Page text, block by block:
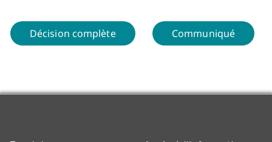
Décision complète Communiqué